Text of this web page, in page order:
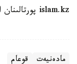
islam.kz پورتالىنان الىندى.
مادەنيەت قوعام